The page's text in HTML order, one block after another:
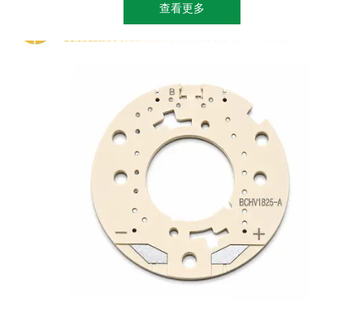
查看更多